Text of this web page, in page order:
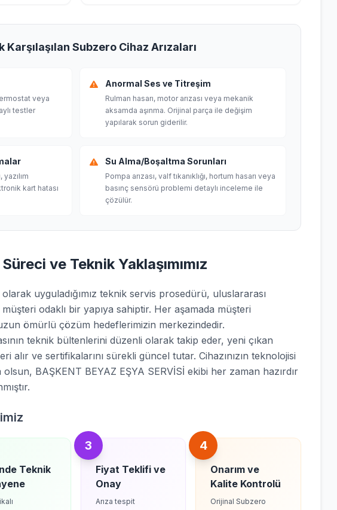
Subzero Cihaz Arızaları
veya
testler
Anormal Ses ve Titreşim
Rulman hasarı, motor arızası veya mekanik
aksamda aşınma. Orijinal parça ile değişim
yapılarak sorun giderilir.
kart hatası
Su Alma/Boşaltma Sorunları
Pompa arızası, valf tıkanıklığı, hortum hasarı veya
basınç sensörü problemi detaylı inceleme ile
çözülür.
ve Teknik Yaklaşımımız
uyguladığımız teknik servis prosedürü, uluslararası
odaklı bir yapıya sahiptir. Her aşamada müşteri
ömürlü çözüm hedeflerimizin merkezindedir.
teknik bültenlerini düzenli olarak takip eder, yeni çıkan
alır ve sertifikalarını sürekli güncel tutar. Cihazınızın teknolojisi
BAŞKENT BEYAZ EŞYA SERVİSİ ekibi her zaman hazırdır
Teknik
3
Fiyat Teklifi ve
Onay
Arıza tespit
4
Onarım ve
Kalite Kontrolü
Orijinal Subzero